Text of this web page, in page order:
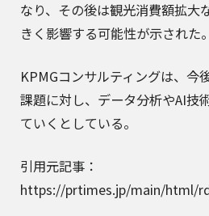
なり、その後は観光消費額拡大
きく影響する可能性が示された。
KPMGコンサルティングは、今
課題に対し、データ分析やAI技
ていくとしている。
引用元記事：
https://prtimes.jp/main/html/